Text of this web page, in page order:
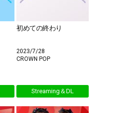
初めての終わり
2023/7/28
CROWN POP
Streaming＆DL